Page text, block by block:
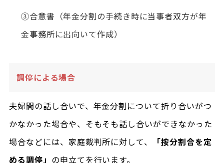
③合意書（年金分割の手続き時に当事者双方が年
金事務所に出向いて作成）
調停による場合
夫婦間の話し合いで、年金分割について折り合いがつ
かなかった場合や、そもそも話し合いができなかった
場合などには、家庭裁判所に対して、
「按分割合を定
める調停」 の申立てを行います。